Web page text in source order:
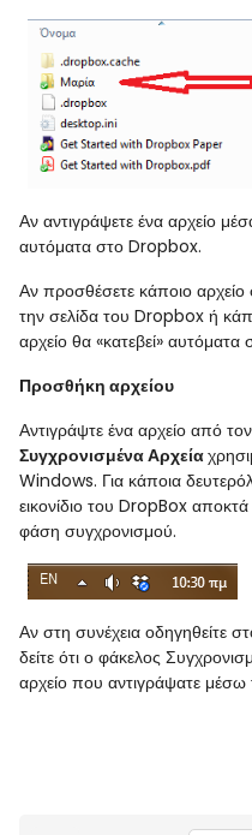
Αν αντιγράψετε ένα αρχείο
αυτόματα στο Dropbox.
Αν προσθέσετε κάποιο
την σελίδα του Dropbox ή
αρχείο θα «κατεβεί»
Προσθήκη αρχείου
Αντιγράψτε ένα αρχείο από
Συγχρονισμένα Αρχεία
Windows. Για κάποια
εικονίδιο του DropBox
φάση συγχρονισμού.
Αν στη συνέχεια
δείτε ότι ο φάκελος
αρχείο που αντιγράψατε